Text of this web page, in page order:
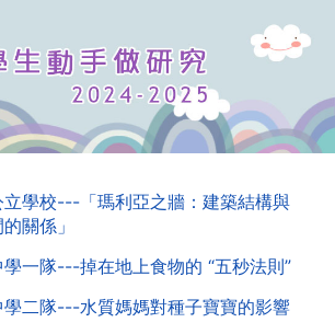
學校---「瑪利亞之牆：建築結構與
關係」
一隊---掉在地上食物的 “五秒法則”
二隊---水質媽媽對種子寶寶的影響